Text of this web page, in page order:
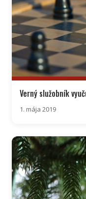
Verný služobník
1. mája 2019